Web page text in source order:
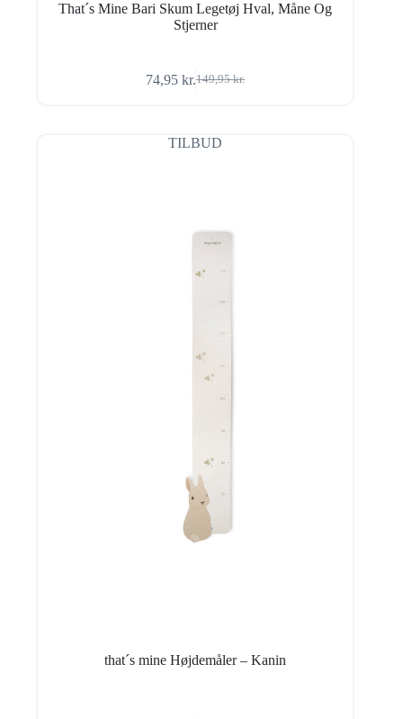
That´s Mine Bari Skum Legetøj Hval, Måne Og
Stjerner
149,95kr.
Den
var:
149,95 kr..
74,95kr.Den
er:
74,95 kr..
TILBUD
that´s mine Højdemåler – Kanin